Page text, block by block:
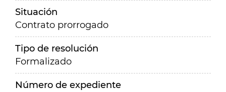
Situación
Contrato prorrogado
Tipo de resolución
Formalizado
Número de expediente